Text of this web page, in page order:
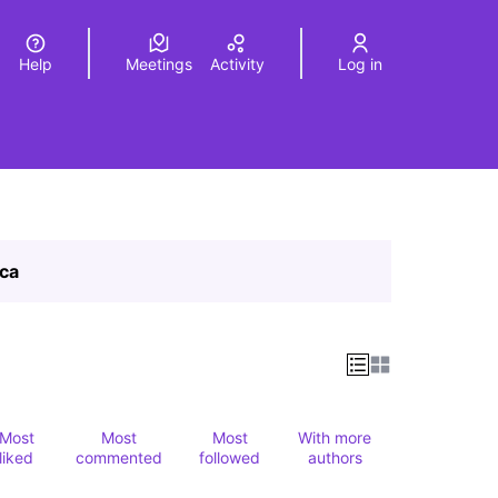
Elegir el idiomaChoose language
Help Meetings Activity Log in
Most
liked
Most
commented
Most
followed
With more
authors